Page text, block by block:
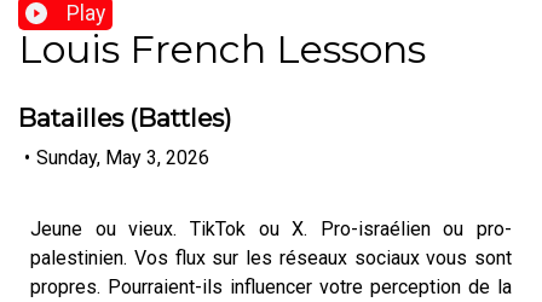
Play
Louis French Lessons
Batailles (Battles)
• Sunday, May 3, 2026
Jeune ou vieux. TikTok ou X. Pro-israélien ou pro-
palestinien. Vos flux sur les réseaux sociaux vous sont
propres. Pourraient-ils influencer votre perception de la